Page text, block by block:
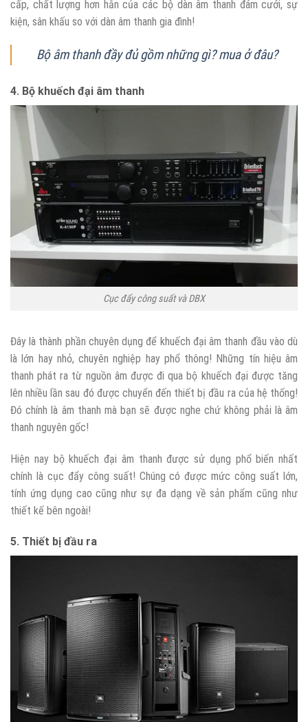
cấp, chất lượng hơn hẳn của các bộ dàn âm thanh đám cưới, sự
kiện, sân khấu so với dàn âm thanh gia đình!
Bộ âm thanh đầy đủ gồm những gì? mua ở đâu?
4. Bộ khuếch đại âm thanh
Cục đẩy công suất và DBX
Đây là thành phần chuyên dụng để khuếch đại âm thanh đầu vào dù
là lớn hay nhỏ, chuyên nghiệp hay phổ thông! Những tín hiệu âm
thanh phát ra từ nguồn âm được đi qua bộ khuếch đại được tăng
lên nhiều lần sau đó được chuyển đến thiết bị đầu ra của hệ thống!
Đó chính là âm thanh mà bạn sẽ được nghe chứ không phải là âm
thanh nguyên gốc!
Hiện nay bộ khuếch đại âm thanh được sử dụng phổ biến nhất
chính là cục đẩy công suất! Chúng có được mức công suất lớn,
tính ứng dụng cao cũng như sự đa dạng về sản phẩm cũng như
thiết kế bên ngoài!
5. Thiết bị đầu ra